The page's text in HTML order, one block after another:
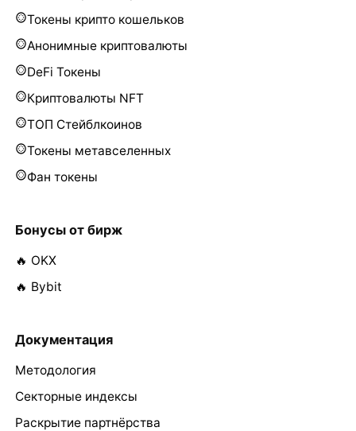
Токены крипто кошельков
Анонимные криптовалюты
DeFi Токены
Криптовалюты NFT
ТОП Стейблкоинов
Токены метавселенных
Фан токены
Бонусы от бирж
🔥 OKX
🔥 Bybit
Документация
Методология
Секторные индексы
Раскрытие партнёрства